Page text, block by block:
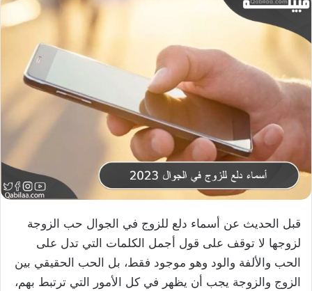
قبل الحديث عن أسماء دلع للزوج في الجوال حب الزوجة
لزوجها لا توقف على قول أجمل الكلمات التي تدل على
الحب والألفة والود وهو موجود فقط، بل الحب الحقيقي بين
الزوج والزوجة يجب أن يظهر في كل الأمور التي ترتبط بهم،